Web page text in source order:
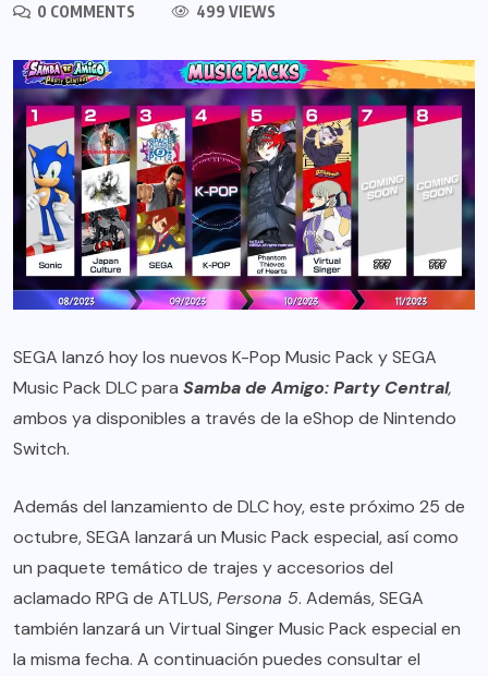
0 COMMENTS
499 VIEWS
SEGA lanzó hoy los nuevos K-Pop Music Pack y SEGA
Music Pack DLC para Samba de Amigo: Party Central,
ambos ya disponibles a través de la eShop de Nintendo
Switch.
Además del lanzamiento de DLC hoy, este próximo 25 de
octubre, SEGA lanzará un Music Pack especial, así como
un paquete temático de trajes y accesorios del
aclamado RPG de ATLUS,Persona 5. Además, SEGA
también lanzará un Virtual Singer Music Pack especial en
la misma fecha. A continuación puedes consultar el